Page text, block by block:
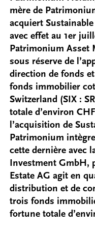
mère de
acquiert
avec effet au 1er
Patrimonium Asset
sous réserve de
direction de fonds
fonds immobilier
Switzerland (SIX :
totale d’environ
l’acquisition de
Patrimonium
cette dernière avec
Investment GmbH,
Estate AG agit en
distribution et de
trois fonds
fortune totale